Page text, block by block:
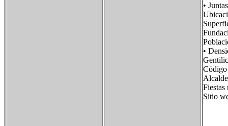
•
•
Sitio